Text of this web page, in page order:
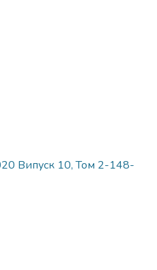
Випуск 10, Том 2-148-